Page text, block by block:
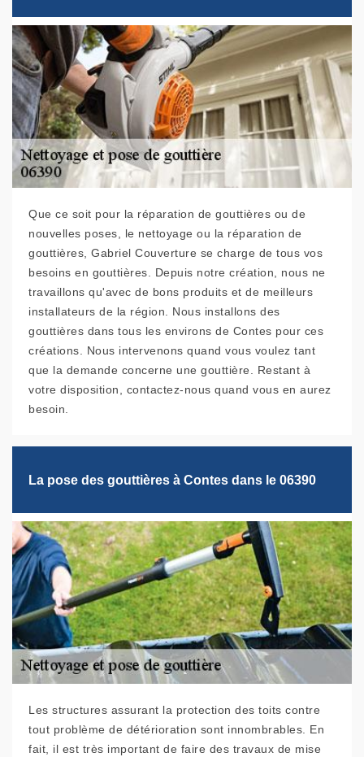
Que ce soit pour la réparation de gouttières ou de
nouvelles poses, le nettoyage ou la réparation de
gouttières, Gabriel Couverture se charge de tous vos
besoins en gouttières. Depuis notre création, nous ne
travaillons qu'avec de bons produits et de meilleurs
installateurs de la région. Nous installons des
gouttières dans tous les environs de Contes pour ces
créations. Nous intervenons quand vous voulez tant
que la demande concerne une gouttière. Restant à
votre disposition, contactez-nous quand vous en aurez
besoin.
La pose des gouttières à Contes dans le 06390
Les structures assurant la protection des toits contre
tout problème de détérioration sont innombrables. En
fait, il est très important de faire des travaux de mise